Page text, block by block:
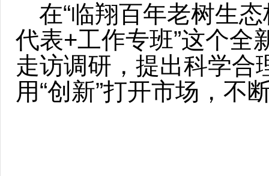
在“临翔百年老树生态
代表+工作专班”这个全
走访调研，提出科学合
用“创新”打开市场，不